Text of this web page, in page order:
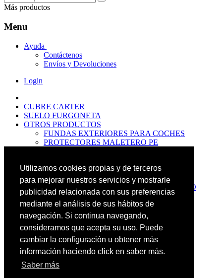
Utilizamos cookies propias y de terceros
para mejorar nuestros servicios y mostrarle
publicidad relacionada con sus preferencias
mediante el análisis de sus hábitos de
navegación. Si continua navegando,
consideramos que acepta su uso. Puede
cambiar la configuración u obtener más
información haciendo click en saber más.
Saber más
Más productos
Menu
Ayuda
Contáctenos
Envíos y Devoluciones
Login
CUBRE CARTER
SUELO FURGONETA
OTROS PRODUCTOS
FUNDAS EXTERIORES PARA COCHES
PROTECTORES MALETERO PE
PREMIUM
PROTECTORES MALETERO PE
PROTECTORES DE MALETERO CAUCHO
BASIC
ALFOMBRILLAS GOMA PREMIUM
ALFOMBRILLAS GOMA BASIC
OFERTAS
NOVEDADES
CONTACTO